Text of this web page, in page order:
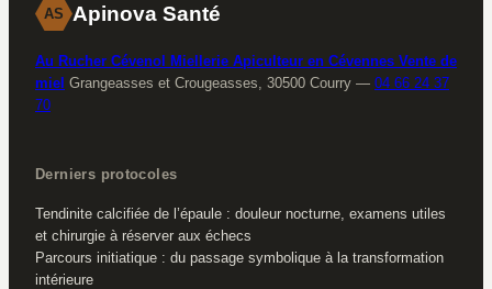
AS Apinova Santé
Au Rucher Cévenol Miellerie Apiculteur en Cévennes Vente de
miel Grangeasses et Crougeasses, 30500 Courry — 04 66 24 37
70
Derniers protocoles
Tendinite calcifiée de l’épaule : douleur nocturne, examens utiles
et chirurgie à réserver aux échecs
Parcours initiatique : du passage symbolique à la transformation
intérieure